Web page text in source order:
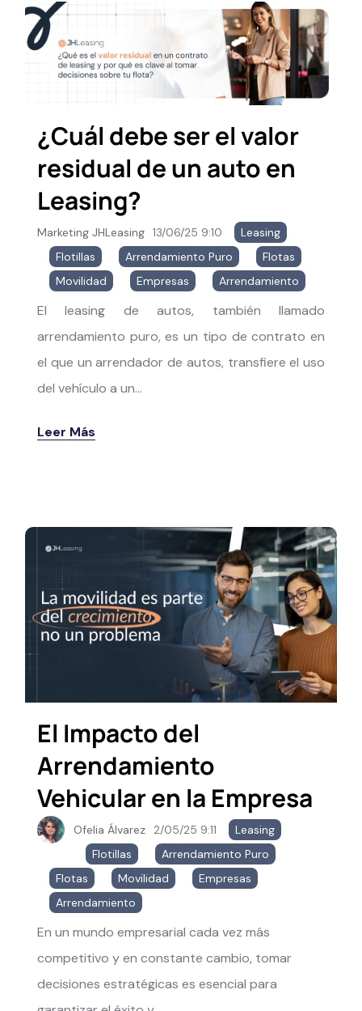
¿Cuál debe ser el valor
residual de un auto en
Leasing?
Marketing JHLeasing 13/06/25 9:10 Leasing
Flotillas
Arrendamiento Puro Flotas
Movilidad
Empresas Arrendamiento
El leasing de autos, también llamado
arrendamiento puro, es un tipo de contrato en
el que un arrendador de autos, transfiere el uso
del vehículo a un...
Leer Más
El Impacto del
Arrendamiento
Vehicular en la Empresa
Ofelia Álvarez 2/05/25 9:11 Leasing
Flotillas
Arrendamiento Puro
Flotas
Movilidad Empresas
Arrendamiento
En un mundo empresarial cada vez más
competitivo y en constante cambio, tomar
decisiones estratégicas es esencial para